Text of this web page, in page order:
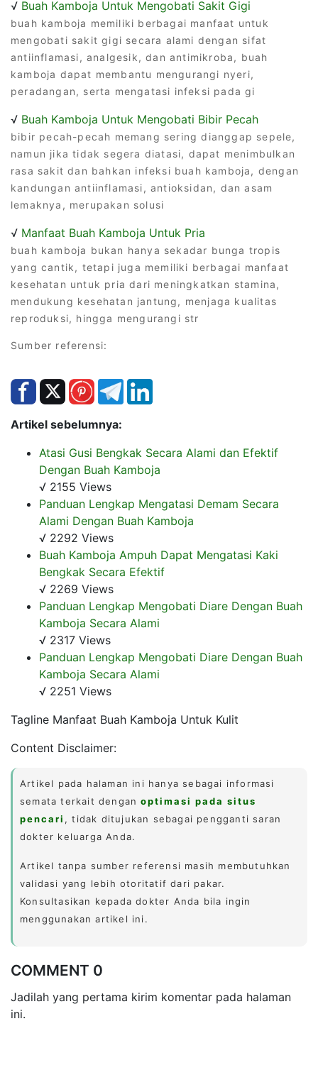
√ Buah Kamboja Untuk Mengobati Sakit Gigi
buah kamboja memiliki berbagai manfaat untuk
mengobati sakit gigi secara alami dengan sifat
antiinflamasi, analgesik, dan antimikroba, buah
kamboja dapat membantu mengurangi nyeri,
peradangan, serta mengatasi infeksi pada gi
√ Buah Kamboja Untuk Mengobati Bibir Pecah
bibir pecah-pecah memang sering dianggap sepele,
namun jika tidak segera diatasi, dapat menimbulkan
rasa sakit dan bahkan infeksi buah kamboja, dengan
kandungan antiinflamasi, antioksidan, dan asam
lemaknya, merupakan solusi
√ Manfaat Buah Kamboja Untuk Pria
buah kamboja bukan hanya sekadar bunga tropis
yang cantik, tetapi juga memiliki berbagai manfaat
kesehatan untuk pria dari meningkatkan stamina,
mendukung kesehatan jantung, menjaga kualitas
reproduksi, hingga mengurangi str
Sumber referensi:
Artikel sebelumnya:
Atasi Gusi Bengkak Secara Alami dan Efektif
Dengan Buah Kamboja
√ 2155 Views
Panduan Lengkap Mengatasi Demam Secara
Alami Dengan Buah Kamboja
√ 2292 Views
Buah Kamboja Ampuh Dapat Mengatasi Kaki
Bengkak Secara Efektif
√ 2269 Views
Panduan Lengkap Mengobati Diare Dengan Buah
Kamboja Secara Alami
√ 2317 Views
Panduan Lengkap Mengobati Diare Dengan Buah
Kamboja Secara Alami
√ 2251 Views
Tagline Manfaat Buah Kamboja Untuk Kulit
Content Disclaimer:
Artikel pada halaman ini hanya sebagai informasi
semata terkait denganoptimasi pada situs
pencari , tidak ditujukan sebagai pengganti saran
dokter keluarga Anda.
Artikel tanpa sumber referensi masih membutuhkan
validasi yang lebih otoritatif dari pakar.
Konsultasikan kepada dokter Anda bila ingin
menggunakan artikel ini.
COMMENT 0
Jadilah yang pertama kirim komentar pada halaman
ini.